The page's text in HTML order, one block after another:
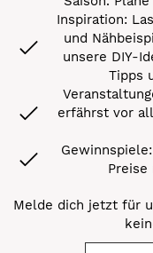
Inspiration:
und
unsere DIY-
Tipps
erfährst vor
Preise
Melde dich jetzt für